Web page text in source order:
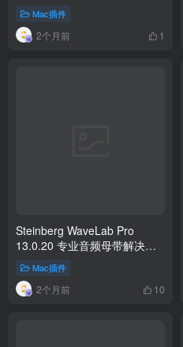
Mac插件
2个月前 1
Steinberg WaveLab Pro
13.0.20 专业音频母带解决方
案
Mac插件
2个月前 10